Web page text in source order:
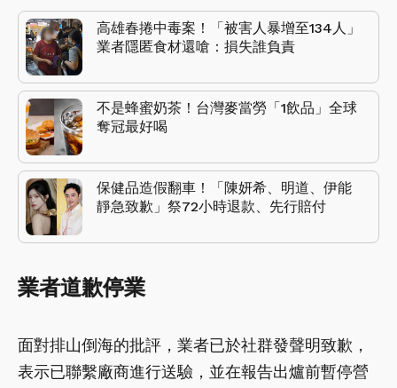
高雄春捲中毒案！「被害人暴增至134人」
業者隱匿食材還嗆：損失誰負責
不是蜂蜜奶茶！台灣麥當勞「1飲品」全球
奪冠最好喝
保健品造假翻車！「陳妍希、明道、伊能
靜急致歉」祭72小時退款、先行賠付
業者道歉停業
面對排山倒海的批評，業者已於社群發聲明致歉，
表示已聯繫廠商進行送驗，並在報告出爐前暫停營